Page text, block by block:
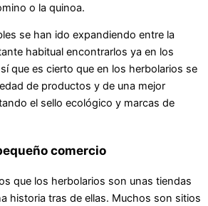
o la quinoa.
se han ido expandiendo entre la
habitual encontrarlos ya en los
que es cierto que en los herbolarios se
de productos y de una mejor
el sello ecológico y marcas de
comercio
que los herbolarios son unas tiendas
historia tras de ellas. Muchos son sitios